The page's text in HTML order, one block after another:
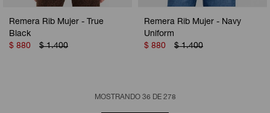
Remera Rib Mujer - True
Black
$ 880 $ 1.400
Remera Rib Mujer - Navy
Uniform
$ 880 $ 1.400
MOSTRANDO 36 DE 278